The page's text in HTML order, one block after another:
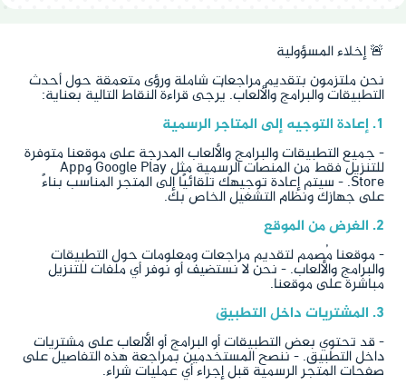
🚨 إخلاء المسؤولية
نحن ملتزمون بتقديم مراجعات شاملة ورؤى متعمقة حول أحدث
التطبيقات والبرامج والألعاب. يُرجى قراءة النقاط التالية بعناية:
1. إعادة التوجيه إلى المتاجر الرسمية
- جميع التطبيقات والبرامج والألعاب المدرجة على موقعنا متوفرة
للتنزيل فقط من المنصات الرسمية مثل Google Play وApp
Store. - سيتم إعادة توجيهك تلقائيًا إلى المتجر المناسب بناءً
على جهازك ونظام التشغيل الخاص بك.
2. الغرض من الموقع
- موقعنا مُصمم لتقديم مراجعات ومعلومات حول التطبيقات
والبرامج والألعاب. - نحن لا نستضيف أو نوفر أي ملفات للتنزيل
مباشرة على موقعنا.
3. المشتريات داخل التطبيق
- قد تحتوي بعض التطبيقات أو البرامج أو الألعاب على مشتريات
داخل التطبيق. - ننصح المستخدمين بمراجعة هذه التفاصيل على
صفحات المتجر الرسمية قبل إجراء أي عمليات شراء.